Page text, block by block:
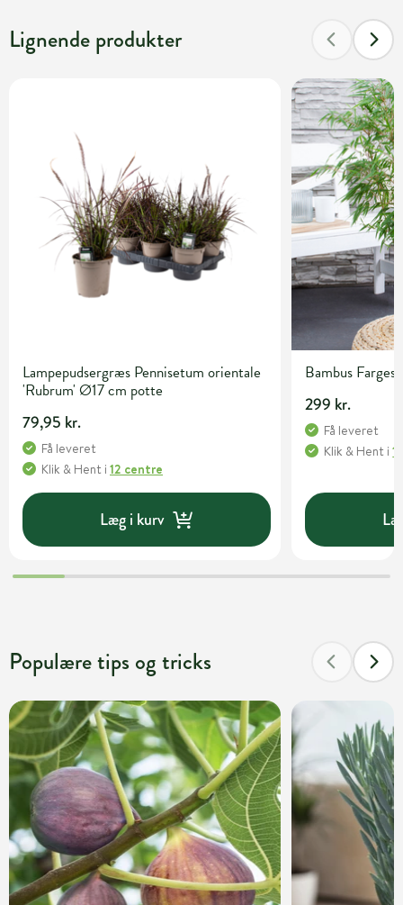
Lignende produkter
Lampepudsergræs Pennisetum orientale
'Rubrum' Ø17 cm potte
79,95 kr.
Få leveret
Klik & Hent i 12 centre
Læg i kurv
Bambus
299 kr.
Få leveret
Klik & Hent i
Populære tips og tricks